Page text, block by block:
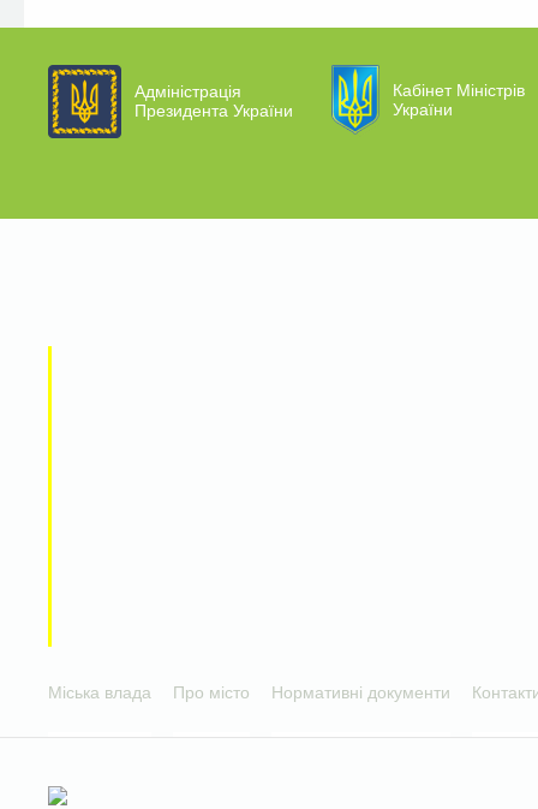
Адміністрація
Президента України
Кабінет Міністрів
України
Міська влада Про місто Нормативні документи